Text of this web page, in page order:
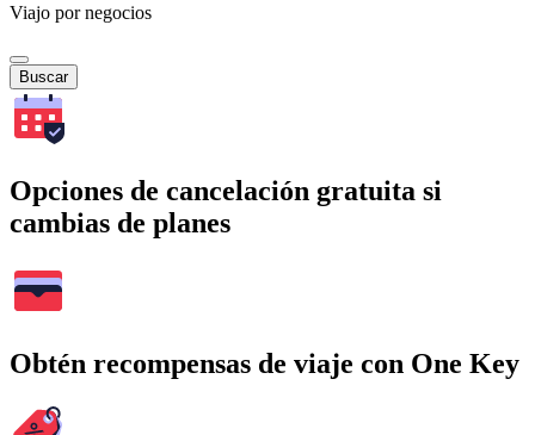
Viajo por negocios
Buscar
Opciones de cancelación gratuita si
cambias de planes
Obtén recompensas de viaje con One Key